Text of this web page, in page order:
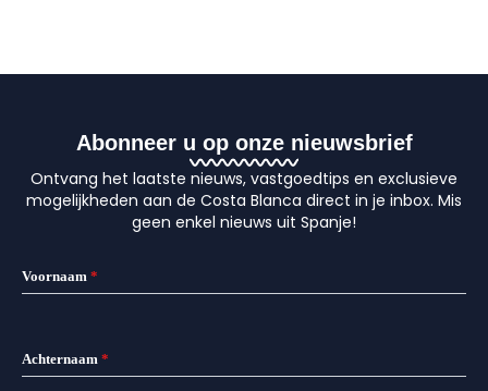
Abonneer u op onze nieuwsbrief
Ontvang het laatste nieuws, vastgoedtips en exclusieve
mogelijkheden aan de Costa Blanca direct in je inbox. Mis
geen enkel nieuws uit Spanje!
Voornaam *
Achternaam *